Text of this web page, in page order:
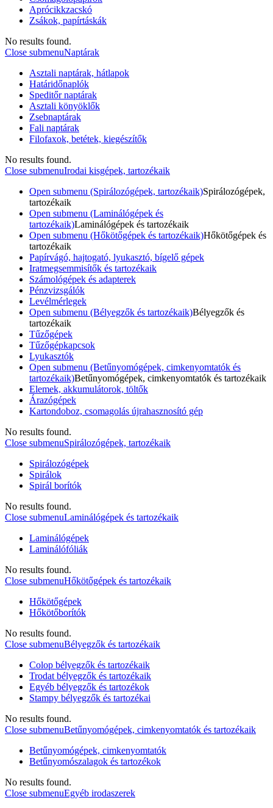
Aprócikkzacskó
Zsákok, papírtáskák
No results found.
Close submenuNaptárak
Asztali naptárak, hátlapok
Határidőnaplók
Speditőr naptárak
Asztali könyöklők
Zsebnaptárak
Fali naptárak
Filofaxok, betétek, kiegészítők
No results found.
Close submenuIrodai kisgépek, tartozékaik
Open submenu (Spirálozógépek, tartozékaik)Spirálozógépek,
tartozékaik
Open submenu (Laminálógépek és
tartozékaik)Laminálógépek és tartozékaik
Open submenu (Hőkötőgépek és tartozékaik)Hőkötőgépek és
tartozékaik
Papírvágó, hajtogató, lyukasztó, bígelő gépek
Iratmegsemmisítők és tartozékaik
Számológépek és adapterek
Pénzvizsgálók
Levélmérlegek
Open submenu (Bélyegzők és tartozékaik)Bélyegzők és
tartozékaik
Tűzőgépek
Tűzőgépkapcsok
Lyukasztók
Open submenu (Betűnyomógépek, cimkenyomtatók és
tartozékaik)Betűnyomógépek, cimkenyomtatók és tartozékaik
Elemek, akkumulátorok, töltők
Árazógépek
Kartondoboz, csomagolás újrahasznosító gép
No results found.
Close submenuSpirálozógépek, tartozékaik
Spirálozógépek
Spirálok
Spirál borítók
No results found.
Close submenuLaminálógépek és tartozékaik
Laminálógépek
Laminálófóliák
No results found.
Close submenuHőkötőgépek és tartozékaik
Hőkötőgépek
Hőkötőborítók
No results found.
Close submenuBélyegzők és tartozékaik
Colop bélyegzők és tartozékaik
Trodat bélyegzők és tartozékaik
Egyéb bélyegzők és tartozékok
Stampy bélyegzők és tartozékai
No results found.
Close submenuBetűnyomógépek, cimkenyomtatók és tartozékaik
Betűnyomógépek, cimkenyomtatók
Betűnyomószalagok és tartozékok
No results found.
Close submenuEgyéb irodaszerek